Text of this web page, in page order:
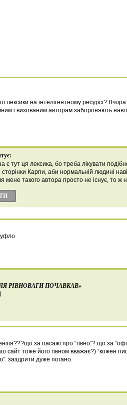
лексики на інтелігентному ресурсі?
і вихованим авторам забороняють
є тут ця лексика, бо треба лікувати
Карпи, аби нормальній людині
мене такого автора просто не існує, то
ДЛЯ РІВНОВАГИ ПОЧАВКАВ»
за пасажі про “гівно”? що за
сайт тоже його гівном вважає?) “кожен
заздрити дуже погано.